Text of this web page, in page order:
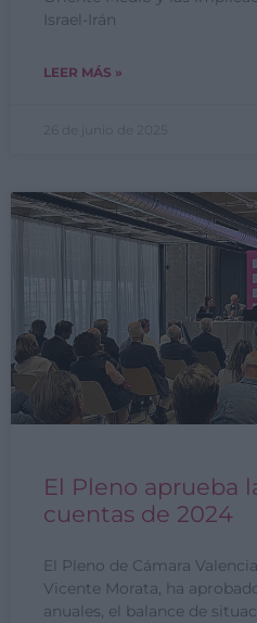
Israel-Irán
LEER MÁS »
El Pleno aprueba
cuentas de 2024
El Pleno de Cámara
Vicente Morata, ha
anuales, el balance de